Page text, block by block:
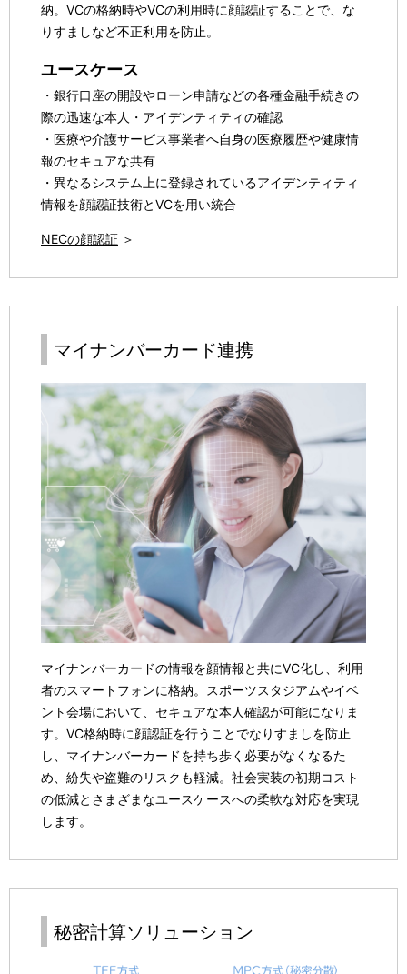
納。VCの格納時やVCの利用時に顔認証することで、な
りすましなど不正利用を防止。
ユースケース
・銀行口座の開設やローン申請などの各種金融手続きの
際の迅速な本人・アイデンティティの確認
・医療や介護サービス事業者へ自身の医療履歴や健康情
報のセキュアな共有
・異なるシステム上に登録されているアイデンティティ
情報を顔認証技術とVCを用い統合
NECの顔認証 ＞
マイナンバーカード連携
マイナンバーカードの情報を顔情報と共にVC化し、利用
者のスマートフォンに格納。スポーツスタジアムやイベ
ント会場において、セキュアな本人確認が可能になりま
す。VC格納時に顔認証を行うことでなりすましを防止
し、マイナンバーカードを持ち歩く必要がなくなるた
め、紛失や盗難のリスクも軽減。社会実装の初期コスト
の低減とさまざまなユースケースへの柔軟な対応を実現
します。
秘密計算ソリューション